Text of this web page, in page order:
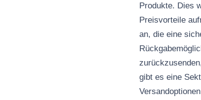
Produkte. Dies
Preisvorteile
an, die eine
gibt es eine